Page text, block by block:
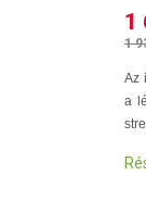
1
1
Az
a